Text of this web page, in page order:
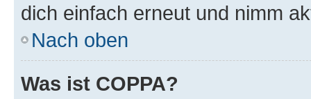
dich einfach erneut und nimm
Nach oben
Was ist COPPA?